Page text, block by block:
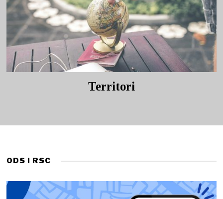
Territori
ODS I RSC